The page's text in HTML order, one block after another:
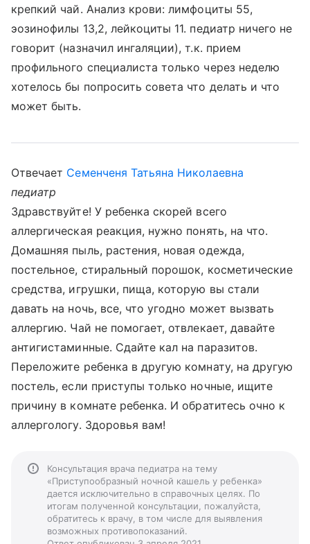
крепкий чай. Анализ крови: лимфоциты 55,
эозинофилы 13,2, лейкоциты 11. педиатр ничего не
говорит (назначил ингаляции), т.к. прием
профильного специалиста только через неделю
хотелось бы попросить совета что делать и что
может быть.
Отвечает Семенченя Татьяна Николаевна
педиатр
Здравствуйте! У ребенка скорей всего
аллергическая реакция, нужно понять, на что.
Домашняя пыль, растения, новая одежда,
постельное, стиральный порошок, косметические
средства, игрушки, пища, которую вы стали
давать на ночь, все, что угодно может вызвать
аллергию. Чай не помогает, отвлекает, давайте
антигистаминные. Сдайте кал на паразитов.
Переложите ребенка в другую комнату, на другую
постель, если приступы только ночные, ищите
причину в комнате ребенка. И обратитесь очно к
аллергологу. Здоровья вам!
Консультация врача педиатра на тему
«Приступообразный ночной кашель у ребенка»
дается исключительно в справочных целях. По
итогам полученной консультации, пожалуйста,
обратитесь к врачу, в том числе для выявления
возможных противопоказаний.